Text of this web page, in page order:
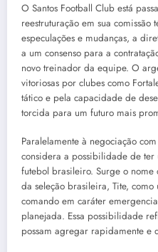
O Santos Football Club está
reestruturação em sua
especulações e mudanças, a
a um consenso para a
novo treinador da equipe. O
vitoriosas por clubes como
tático e pela capacidade de
torcida para um futuro mais
Paralelamente à negociação
considera a possibilidade de
futebol brasileiro. Surge o
da seleção brasileira, Tite,
comando em caráter
planejada. Essa possibilidade
possam agregar rapidamente e